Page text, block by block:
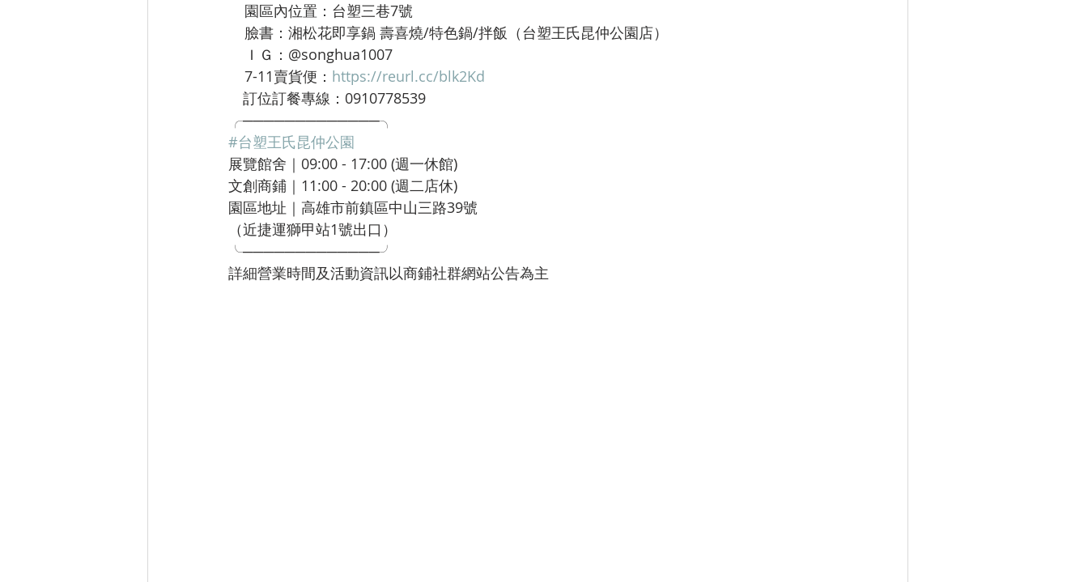
園區內位置：台塑三巷7號
臉書：湘松花即享鍋 壽喜燒/特色鍋/拌飯（台塑王氏昆仲公園店）
ＩＧ：@songhua1007
7-11賣貨便： https://reurl.cc/blk2Kd
訂位訂餐專線：0910778539
╭─────────────╮
#台塑王氏昆仲公園
展覽館舍｜09:00 - 17:00 (週一休館)
文創商鋪｜11:00 - 20:00 (週二店休)
園區地址｜高雄市前鎮區中山三路39號
（近捷運獅甲站1號出口）
╰─────────────╯
詳細營業時間及活動資訊以商鋪社群網站公告為主